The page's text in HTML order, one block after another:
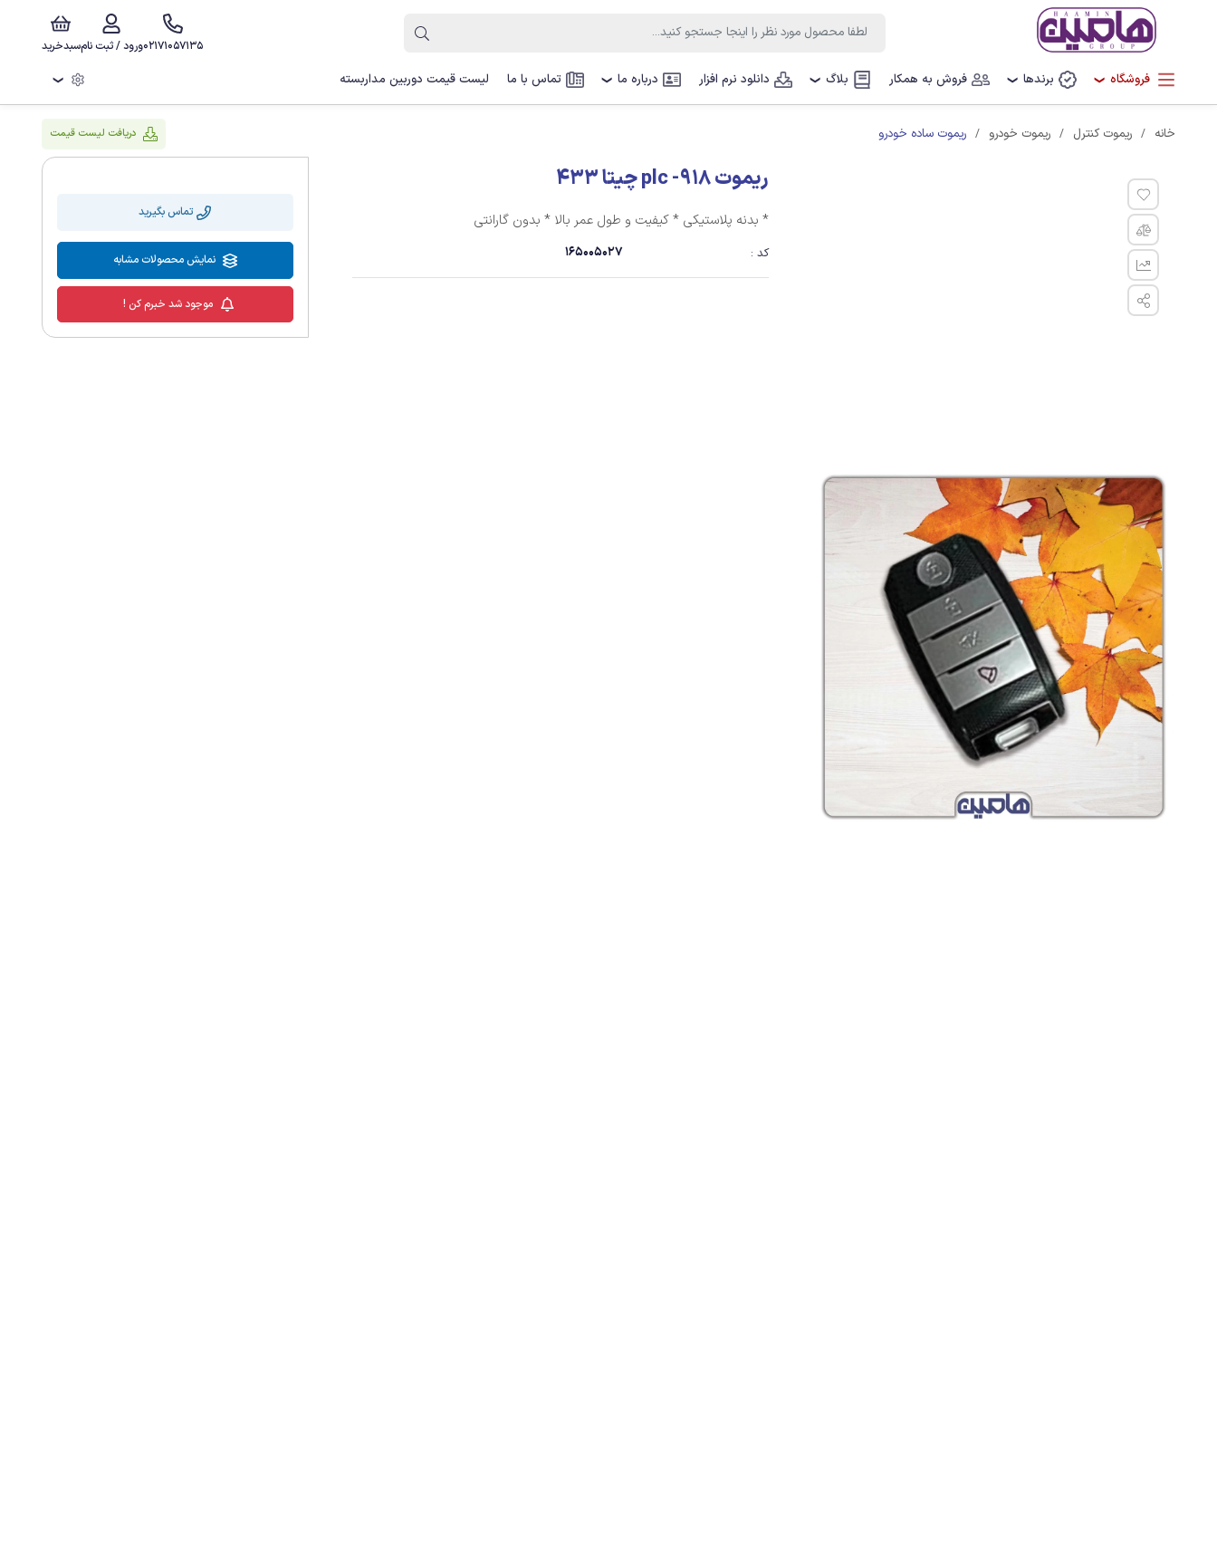
سبدخریدورود / ثبت نام02171057135
فروشگاه ❯ برندها ❯ فروش به همکار بلاگ ❯ دانلود نرم افزار درباره ما ❯ تماس با ما لیست قیمت دوربین مداربسته ❯
خانه ریموت کنترل ریموت خودرو ریموت ساده خودرو دریافت لیست قیمت
ریموت 918- plc چیتا 433
* بدنه پلاستیکی * کیفیت و طول عمر بالا * بدون گارانتی
کد : 165005027
تماس بگیرید
نمایش محصولات مشابه
موجود شد خبرم کن !